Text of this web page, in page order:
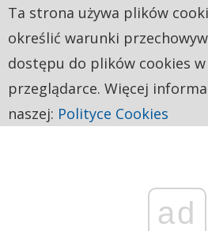
ad
Ta strona używa plików
określić warunki
dostępu do plików cookies
przeglądarce. Więcej
naszej: Polityce Cookies